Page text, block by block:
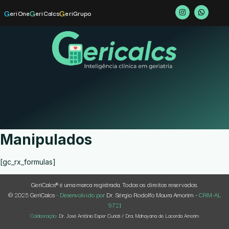
GeriOneGeriCalcsGeriGrupo
Manipulados
[gc_rx_formulas]
GeriCalcs® é uma marca registrada. Todos os direitos reservados.
© 2025 GeriCalcs- Desenvolvido por Dr. Sérgio Rodolfo Moura Amorim -CRM-AL
9721
Colaboração: Dr. José Antônio Esper Curiati / Dra. Mahayana de Lacerda Amorim